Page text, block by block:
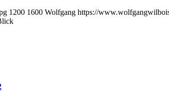
1200 1600 Wolfgang https://